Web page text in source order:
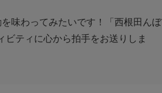
味わってみたいです！「西根田んぼ
ティに心から拍手をお送りしま